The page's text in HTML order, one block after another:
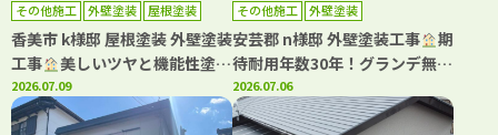
その他施工 外壁塗装 屋根塗装
香美市 k様邸 屋根塗装 外壁塗装
工事
美しいツヤと機能性塗料
でお家を守る塗装です
2026.07.09
その他施工 外壁塗装
安芸郡 n様邸 外壁塗装工事
期
待耐用年数30年！グランデ無機
で塗装(^^♪ネイビーで上質で
落ち着いた雰囲気に
2026.07.06